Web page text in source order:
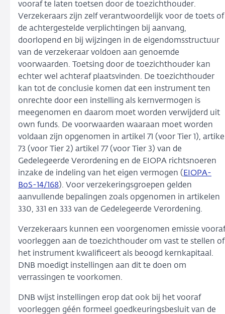
vooraf te laten toetsen door de toezichthouder.
Verzekeraars zijn zelf verantwoordelijk voor de toets of
de achtergestelde verplichtingen bij aanvang,
doorlopend en bij wijzingen in de eigendomsstructuur
van de verzekeraar voldoen aan genoemde
voorwaarden. Toetsing door de toezichthouder kan
echter wel achteraf plaatsvinden. De toezichthouder
kan tot de conclusie komen dat een instrument ten
onrechte door een instelling als kernvermogen is
meegenomen en daarom moet worden verwijderd uit
own funds. De voorwaarden waaraan moet worden
voldaan zijn opgenomen in artikel 71 (voor Tier 1),
73 (voor Tier 2) artikel 77 (voor Tier 3) van de
Gedelegeerde Verordening en de EIOPA richtsnoeren
inzake de indeling van het eigen vermogen (EIOPA-
BoS-14/168). Voor verzekeringsgroepen gelden
aanvullende bepalingen zoals opgenomen in artikelen
330, 331 en 333 van de Gedelegeerde Verordening.
Verzekeraars kunnen een voorgenomen emissie vooraf
voorleggen aan de toezichthouder om vast te stellen of
het instrument kwalificeert als beoogd kernkapitaal.
DNB moedigt instellingen aan dit te doen om
verrassingen te voorkomen.
DNB wijst instellingen erop dat ook bij het vooraf
voorleggen géén formeel goedkeuringsbesluit van de